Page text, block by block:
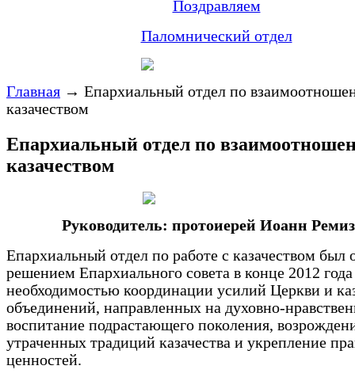
Поздравляем
Паломнический отдел
Главная → Епархиальный отдел по
казачеством
Епархиальный отдел по
казачеством
Руководитель: протоиерей Иоанн
Епархиальный отдел по работе с казачеством был
решением Епархиального совета в конце 2012 года
необходимостью координации усилий Церкви и
объединений, направленных на духовно-
воспитание подрастающего поколения,
утраченных традиций казачества и укрепление
ценностей.